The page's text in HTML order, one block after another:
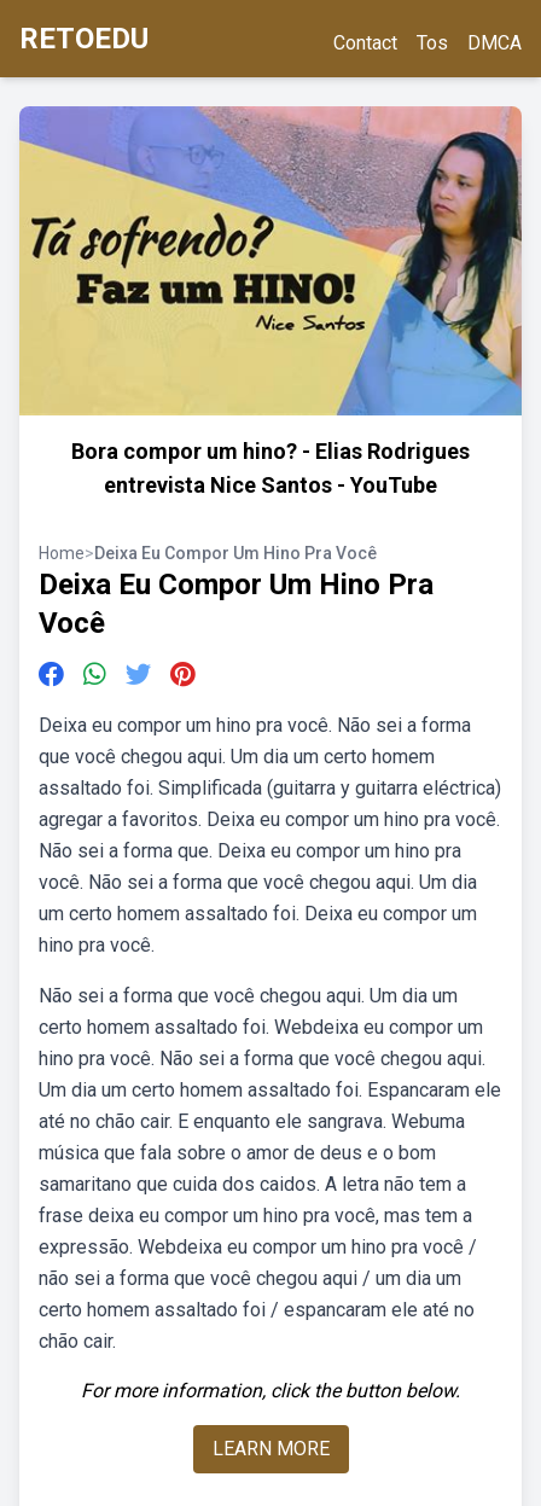
RETOEDU Contact Tos DMCA
Bora compor um hino? - Elias Rodrigues
entrevista Nice Santos - YouTube
Home>Deixa Eu Compor Um Hino Pra Você
Deixa Eu Compor Um Hino Pra
Você
Deixa eu compor um hino pra você. Não sei a forma
que você chegou aqui. Um dia um certo homem
assaltado foi. Simplificada (guitarra y guitarra eléctrica)
agregar a favoritos. Deixa eu compor um hino pra você.
Não sei a forma que. Deixa eu compor um hino pra
você. Não sei a forma que você chegou aqui. Um dia
um certo homem assaltado foi. Deixa eu compor um
hino pra você.
Não sei a forma que você chegou aqui. Um dia um
certo homem assaltado foi. Webdeixa eu compor um
hino pra você. Não sei a forma que você chegou aqui.
Um dia um certo homem assaltado foi. Espancaram ele
até no chão cair. E enquanto ele sangrava. Webuma
música que fala sobre o amor de deus e o bom
samaritano que cuida dos caidos. A letra não tem a
frase deixa eu compor um hino pra você, mas tem a
expressão. Webdeixa eu compor um hino pra você /
não sei a forma que você chegou aqui / um dia um
certo homem assaltado foi / espancaram ele até no
chão cair.
For more information, click the button below.
LEARN MORE